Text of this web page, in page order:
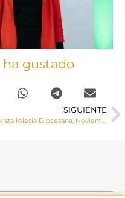
gustado
SIGUIENTE
Revista Iglesia Diocesana, Noviembre 2025